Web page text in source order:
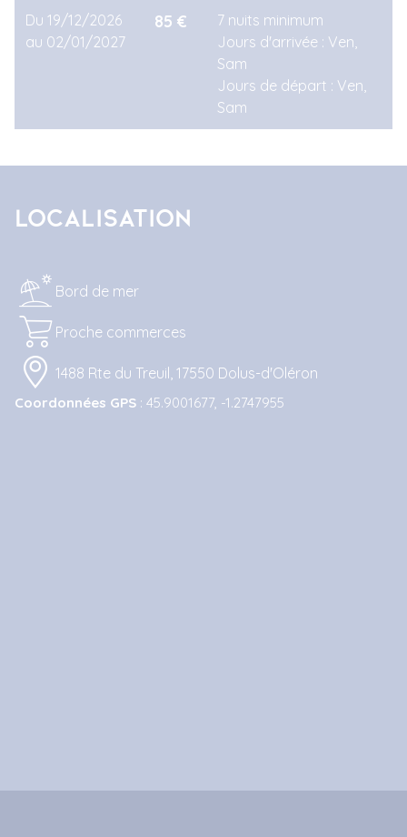
Du 19/12/2026
au 02/01/2027
85 €
7 nuits minimum
Jours d'arrivée : Ven,
Sam
Jours de départ : Ven,
Sam
Localisation
Bord de mer
Proche commerces
1488 Rte du Treuil, 17550 Dolus-d'Oléron
Coordonnées GPS : 45.9001677, -1.2747955